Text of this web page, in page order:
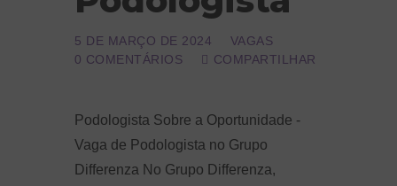
5 DE MARÇO DE 2024
VAGAS
0 COMENTÁRIOS COMPARTILHAR
Podologista Sobre a Oportunidade -
Vaga de Podologista no Grupo
Differenza No Grupo Differenza,